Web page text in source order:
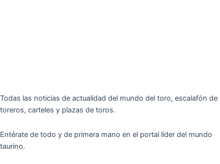
Todas las noticias de actualidad del mundo del toro, escalafón de
toreros, carteles y plazas de toros.
Entérate de todo y de primera mano en el portal líder del mundo
taurino.